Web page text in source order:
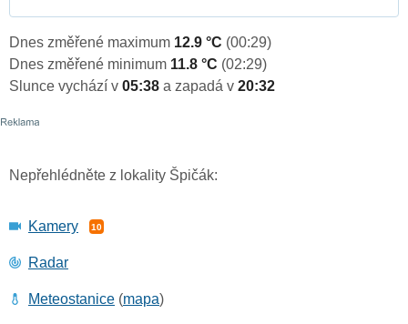
Dnes změřené maximum 12.9 °C (00:29)
Dnes změřené minimum 11.8 °C (02:29)
Slunce vychází v 05:38 a zapadá v 20:32
Nepřehlédněte z lokality Špičák:
Kamery 10
Radar
Meteostanice (mapa)